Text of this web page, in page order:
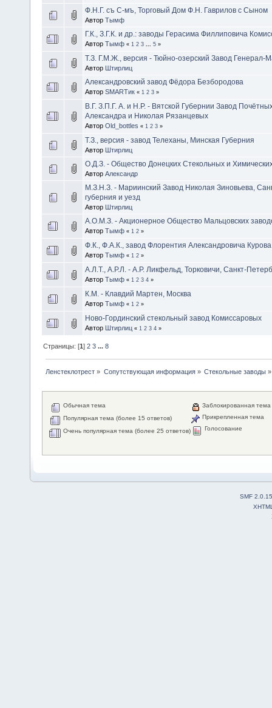
Ф.Н.Г. съ С-мъ, Торговый Дом Ф.Н. Гаврилов с Сыном
Автор Тымф
Г.К., З.Г.К. и др.: заводы Герасима Филлиповича
Автор Тымф « 1 2 3 5 »
Т.З. Г.М.Ж., версия - Тюйно-озерский Завод Генерал-
Автор Штирлиц
Александровский завод Фёдора Безбородова
Автор SMARTик « 1 2 3 »
В.Г. З.П.Г. А. и Н.Р. - Вятской Губернии Завод
Александра и Николая Рязанцевых
Автор Old_bottles « 1 2 3 »
Т.З., версия - завод Телеханы, Минская Губерния
Автор Штирлиц
О.Д.З. - Общество Донецких Стекольных и
Автор Александр
М.З.Н.З. - Мариинский Завод Николая Зиновьева,
губерния и уезд
Автор Штирлиц
А.О.М.З. - Акционерное Общество Мальцовских
Автор Тымф « 1 2 »
Ф.К., Ф.А.К., завод Флорентия Александровича Курова
Автор Тымф « 1 2 »
А.Л.Т., А.Р.Л. - А.Р. Ликфельд, Торковичи, Санкт-
Автор Тымф « 1 2 3 4 »
К.М. - Клавдий Мартен, Москва
Автор Тымф « 1 2 »
Ново-Гординский стекольный завод Комиссаровых
Автор Штирлиц « 1 2 3 4 »
Страницы: [1]2 3 ...8
Ленстеклотрест » Сопутствующая информация» Стекольные заводы»
Обычная тема
Популярная тема (более 15 ответов)
Очень популярная тема (более 25 ответов)
Заблокированная тема
Прикрепленная тема
Голосование
SMF 2.0.15